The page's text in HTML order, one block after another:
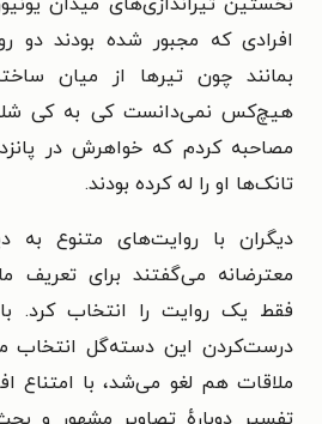
افرادی که مجبور شده بودند دو
بمانند چون تیرها از میان
هیچ‌کس نمی‌دانست کی به کی
مصاحبه کردم که خواهرش در
تانک‌ها او را له کرده بودند.
دیگران با روایت‌های متنوع به
معترضانه می‌گفتند برای تعریف
فقط یک روایت را انتخاب کرد.
درست‌کردن این دسته‌گل انتخاب
ملاقات هم لغو می‌شد، با امتناع